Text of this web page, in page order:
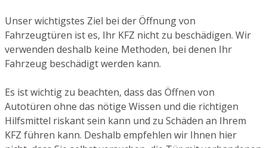
Unser wichtigstes Ziel bei der Öffnung von
Fahrzeugtüren ist es, Ihr KFZ nicht zu beschädigen. Wir
verwenden deshalb keine Methoden, bei denen Ihr
Fahrzeug beschädigt werden kann.
Es ist wichtig zu beachten, dass das Öffnen von
Autotüren ohne das nötige Wissen und die richtigen
Hilfsmittel riskant sein kann und zu Schäden an Ihrem
KFZ führen kann. Deshalb empfehlen wir Ihnen hier